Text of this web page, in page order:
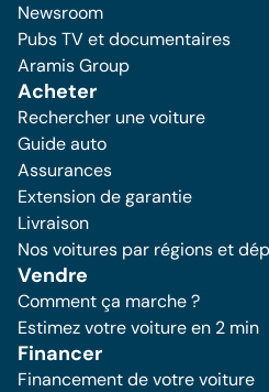
Newsroom
Pubs TV et documentaires
Aramis Group
Acheter
Rechercher une voiture
Guide auto
Assurances
Extension de garantie
Livraison
Nos voitures par régions et
Vendre
Comment ça marche ?
Estimez votre voiture en 2 min
Financer
Financement de votre voiture